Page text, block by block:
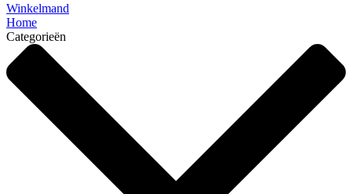
Winkelmand
Home
Categorieën